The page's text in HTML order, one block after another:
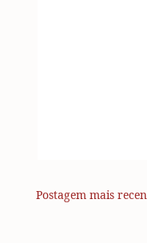
Postagem mais